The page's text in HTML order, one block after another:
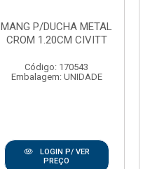
MANG P/DUCHA METAL
CROM 1.20CM CIVITT
Código: 170543
Embalagem: UNIDADE
LOGIN P/ VER
PREÇO